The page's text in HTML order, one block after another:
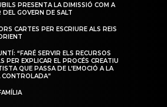
PRESENTA LA DIMISSIÓ COM A
DEL GOVERN DE SALT
CARTES PER ESCRIURE ALS REIS
“FARÉ SERVIR ELS RECURSOS
PER EXPLICAR EL PROCÉS CREATIU
QUE PASSA DE L’EMOCIÓ A LA
CONTROLADA”